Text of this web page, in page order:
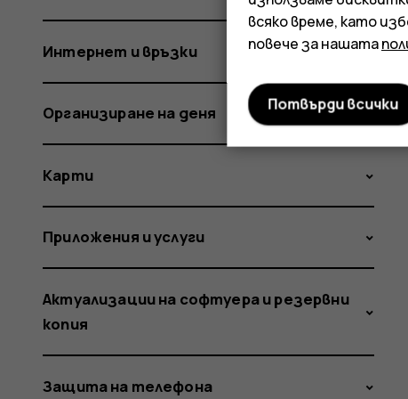
Интернет и връзки
Организиране на деня
Карти
Приложения и услуги
Актуализации на софтуера и резервни
копия
Защита на телефона
всяко време, като
повече за нашата
Потвърди всички